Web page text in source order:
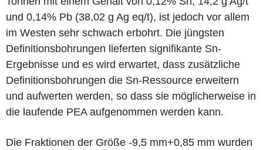
und 0,14% Pb (38,02 g Ag eq/t), ist jedoch vor allem
im Westen sehr schwach erbohrt. Die jüngsten
Definitionsbohrungen lieferten signifikante Sn-
Ergebnisse und es wird erwartet, dass zusätzliche
Definitionsbohrungen die Sn-Ressource erweitern
und aufwerten werden, so dass sie möglicherweise in
die laufende PEA aufgenommen werden kann.
Die Fraktionen der Größe -9,5 mm+0,85 mm wurden